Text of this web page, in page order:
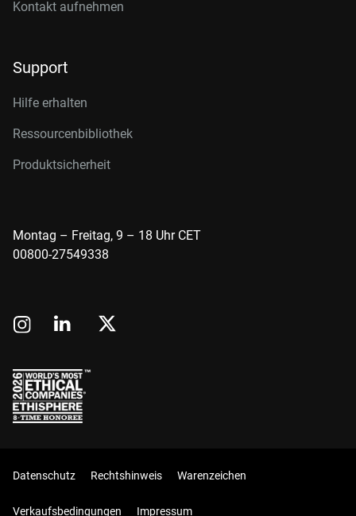
Kontakt aufnehmen
Support
Hilfe erhalten
Ressourcenbibliothek
Produktsicherheit
Montag – Freitag, 9 – 18 Uhr CET
00800-27549338
Datenschutz Rechtshinweis Warenzeichen
Verkaufsbedingungen Impressum